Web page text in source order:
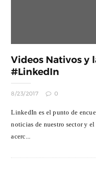
Videos Nativos y
#LinkedIn
8/23/2017 0
LinkedIn es el punto de
noticias de nuestro sector y
acerc...